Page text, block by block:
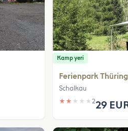
Kamp yeri
Ferienpark
Schalkau
★ ★ ★ ★ ★229